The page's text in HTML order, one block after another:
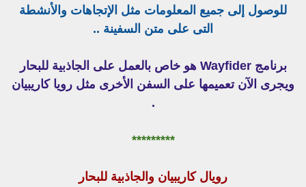
للوصول إلى جميع المعلومات مثل الإتجاهات والأنشطة
التى على متن السفينة ..
برنامج Wayfider هو خاص بالعمل على الجاذبية للبحار
ويجرى الآن تعميمها على السفن الأخرى مثل رويا كاريبيان
.
*********
رويال كاريبيان والجاذبية للبحار